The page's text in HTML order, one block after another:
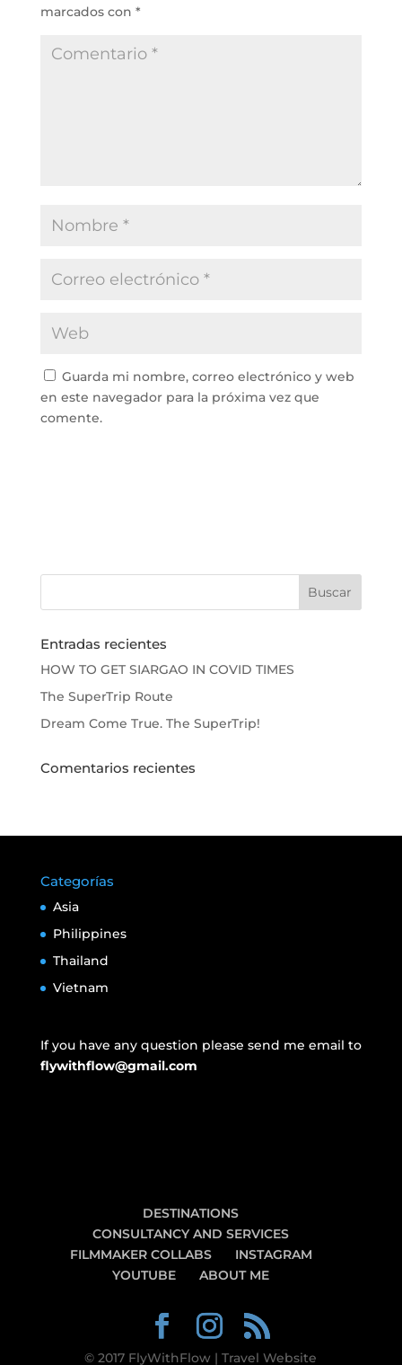
marcados con *
Guarda mi nombre, correo electrónico y web
en este navegador para la próxima vez que
comente.
Entradas recientes
HOW TO GET SIARGAO IN COVID TIMES
The SuperTrip Route
Dream Come True. The SuperTrip!
Comentarios recientes
Categorías
Asia
Philippines
Thailand
Vietnam
If you have any question please send me email to
flywithflow@gmail.com
DESTINATIONS
CONSULTANCY AND SERVICES
FILMMAKER COLLABS
INSTAGRAM
YOUTUBE
ABOUT ME
© 2017 FlyWithFlow | Travel Website